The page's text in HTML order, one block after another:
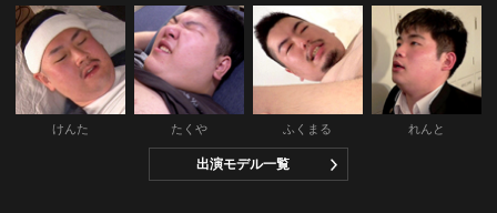
けんた たくや ふくまる れんと
出演モデル一覧